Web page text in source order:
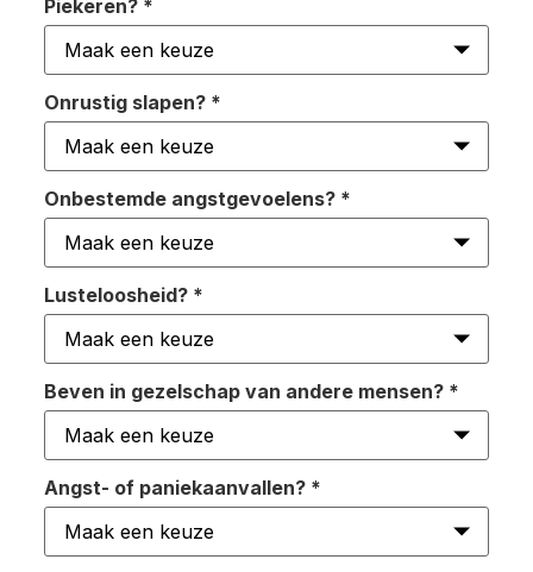
Piekeren? *
Onrustig slapen? *
Onbestemde angstgevoelens? *
Lusteloosheid? *
Beven in gezelschap van andere mensen? *
Angst- of paniekaanvallen? *